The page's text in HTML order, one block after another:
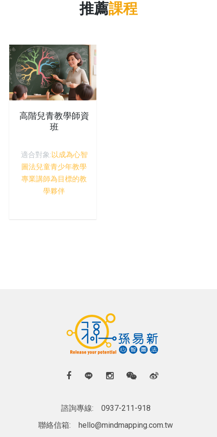
推薦課程
高階兒青教學師資
班
適合對象:以成為心智
圖法兒童青少年教學
專業講師為目標的教
學夥伴
諮詢專線:
0937-211-918
聯絡信箱:
hello@mindmapping.com.tw